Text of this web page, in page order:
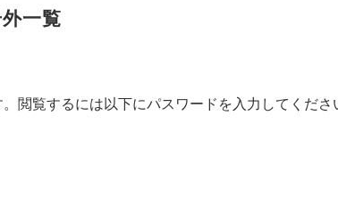
一覧
閲覧するには以下にパスワードを入力してくださ